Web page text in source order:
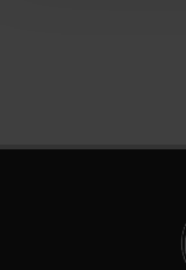
con altre